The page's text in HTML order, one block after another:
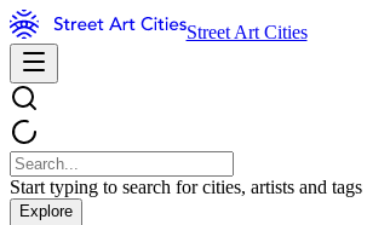
Street Art Cities
Start typing to search for cities, artists and tags
Explore